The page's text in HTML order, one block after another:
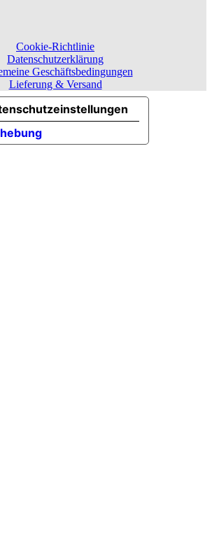
Cookie-Richtlinie
Datenschutzerklärung
Geschäftsbedingungen
Lieferung & Versand